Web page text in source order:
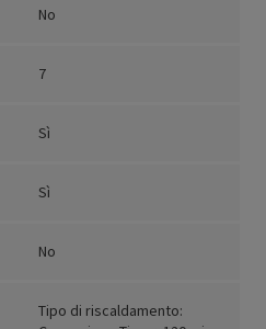
No
7
Sì
Sì
No
Tipo di riscaldamento: